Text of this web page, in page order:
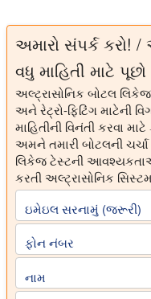
અમારો સંપર્ક કરો!
વધુ માહિતી માટે પૂછો
અલ્ટ્રાસોનિક બોટલ
અને રેટ્રો-ફિટિંગ માટેની
માહિતીની વિનંતી કરવા
અમને તમારી બોટલની
લિકેજ ટેસ્ટની
કરતી અલ્ટ્રાસોનિક
ઇમેઇલ સરનામું (જરૂરી)
ફોન નંબર
નામ